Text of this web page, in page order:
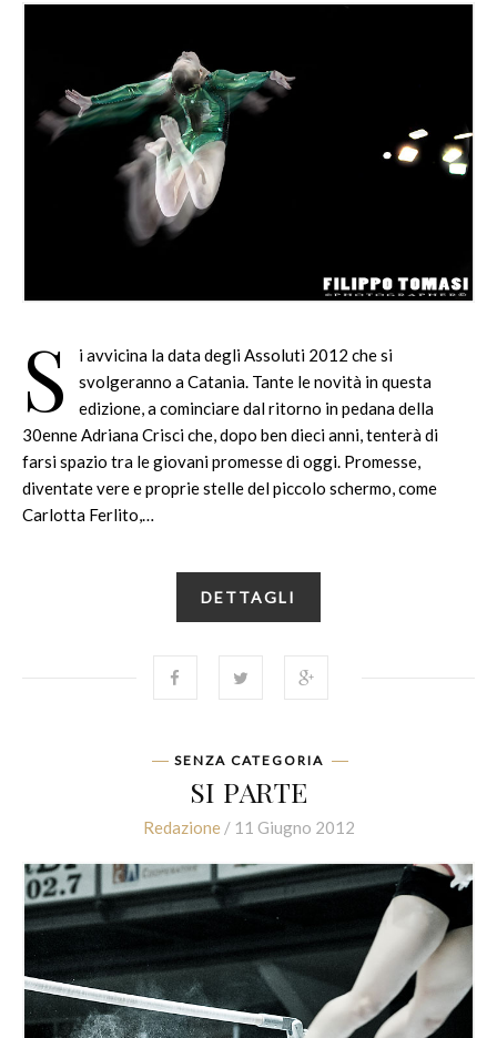
S
i avvicina la data degli Assoluti 2012 che si
svolgeranno a Catania. Tante le novità in questa
edizione, a cominciare dal ritorno in pedana della
30enne Adriana Crisci che, dopo ben dieci anni, tenterà di
farsi spazio tra le giovani promesse di oggi. Promesse,
diventate vere e proprie stelle del piccolo schermo, come
Carlotta Ferlito,…
DETTAGLI
SENZA CATEGORIA
SI PARTE
Redazione/ 11 Giugno 2012